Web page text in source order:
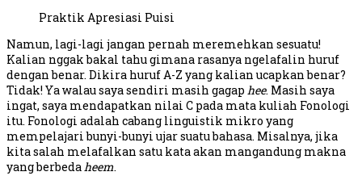
Praktik Apresiasi Puisi
Namun, lagi-lagi jangan pernah meremehkan sesuatu!
Kalian nggak bakal tahu gimana rasanya ngelafalin huruf
dengan benar. Dikira huruf A-Z yang kalian ucapkan benar?
Tidak! Ya walau saya sendiri masih gagap hee. Masih saya
ingat, saya mendapatkan nilai C pada mata kuliah Fonologi
itu. Fonologi adalah cabang linguistik mikro yang
mempelajari bunyi-bunyi ujar suatu bahasa. Misalnya, jika
kita salah melafalkan satu kata akan mangandung makna
yang berbedaheem.